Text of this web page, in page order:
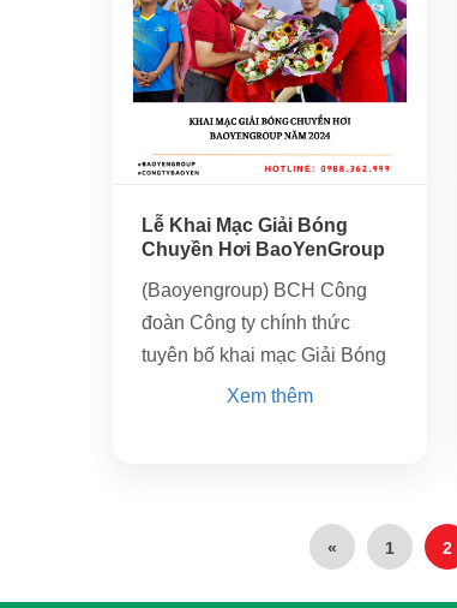
05
08/2024
Lễ Khai Mạc Giải Bóng
Chuyền Hơi BaoYenGroup
(Baoyengroup) BCH Công
đoàn Công ty chính thức
tuyên bố khai mạc Giải Bóng
chuyền hơi năm 2024 tại trụ
Xem thêm
« 1 2